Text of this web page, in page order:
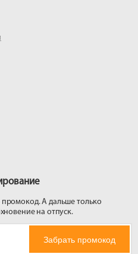
А дальше только
на отпуск.
Забрать промокод